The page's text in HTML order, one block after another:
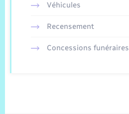
Véhicules
Recensement
Concessions funéraires